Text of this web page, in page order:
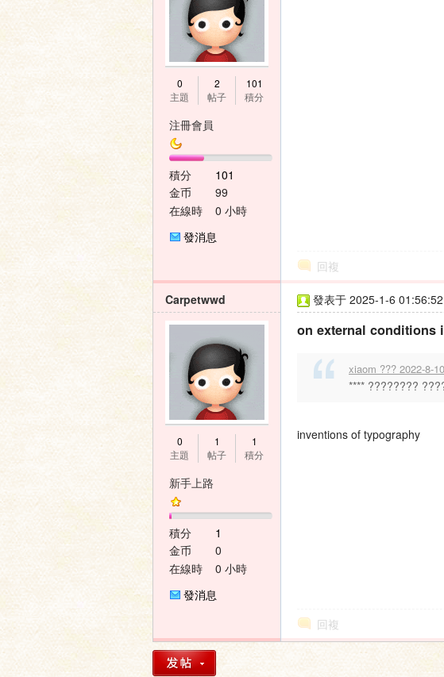
0
主題
2
帖子
101
積分
注冊會員
積分
101
金币
99
在線時
0 小時
發消息
回複
Carpetwwd
0
主題
1
帖子
1
積分
新手上路
積分
1
金币
0
在線時
0 小時
發消息
發表于 2025-1-6 01:56:52
on external conditions
xiaom ??? 2022-8-
**** ????????
inventions of typography
回複